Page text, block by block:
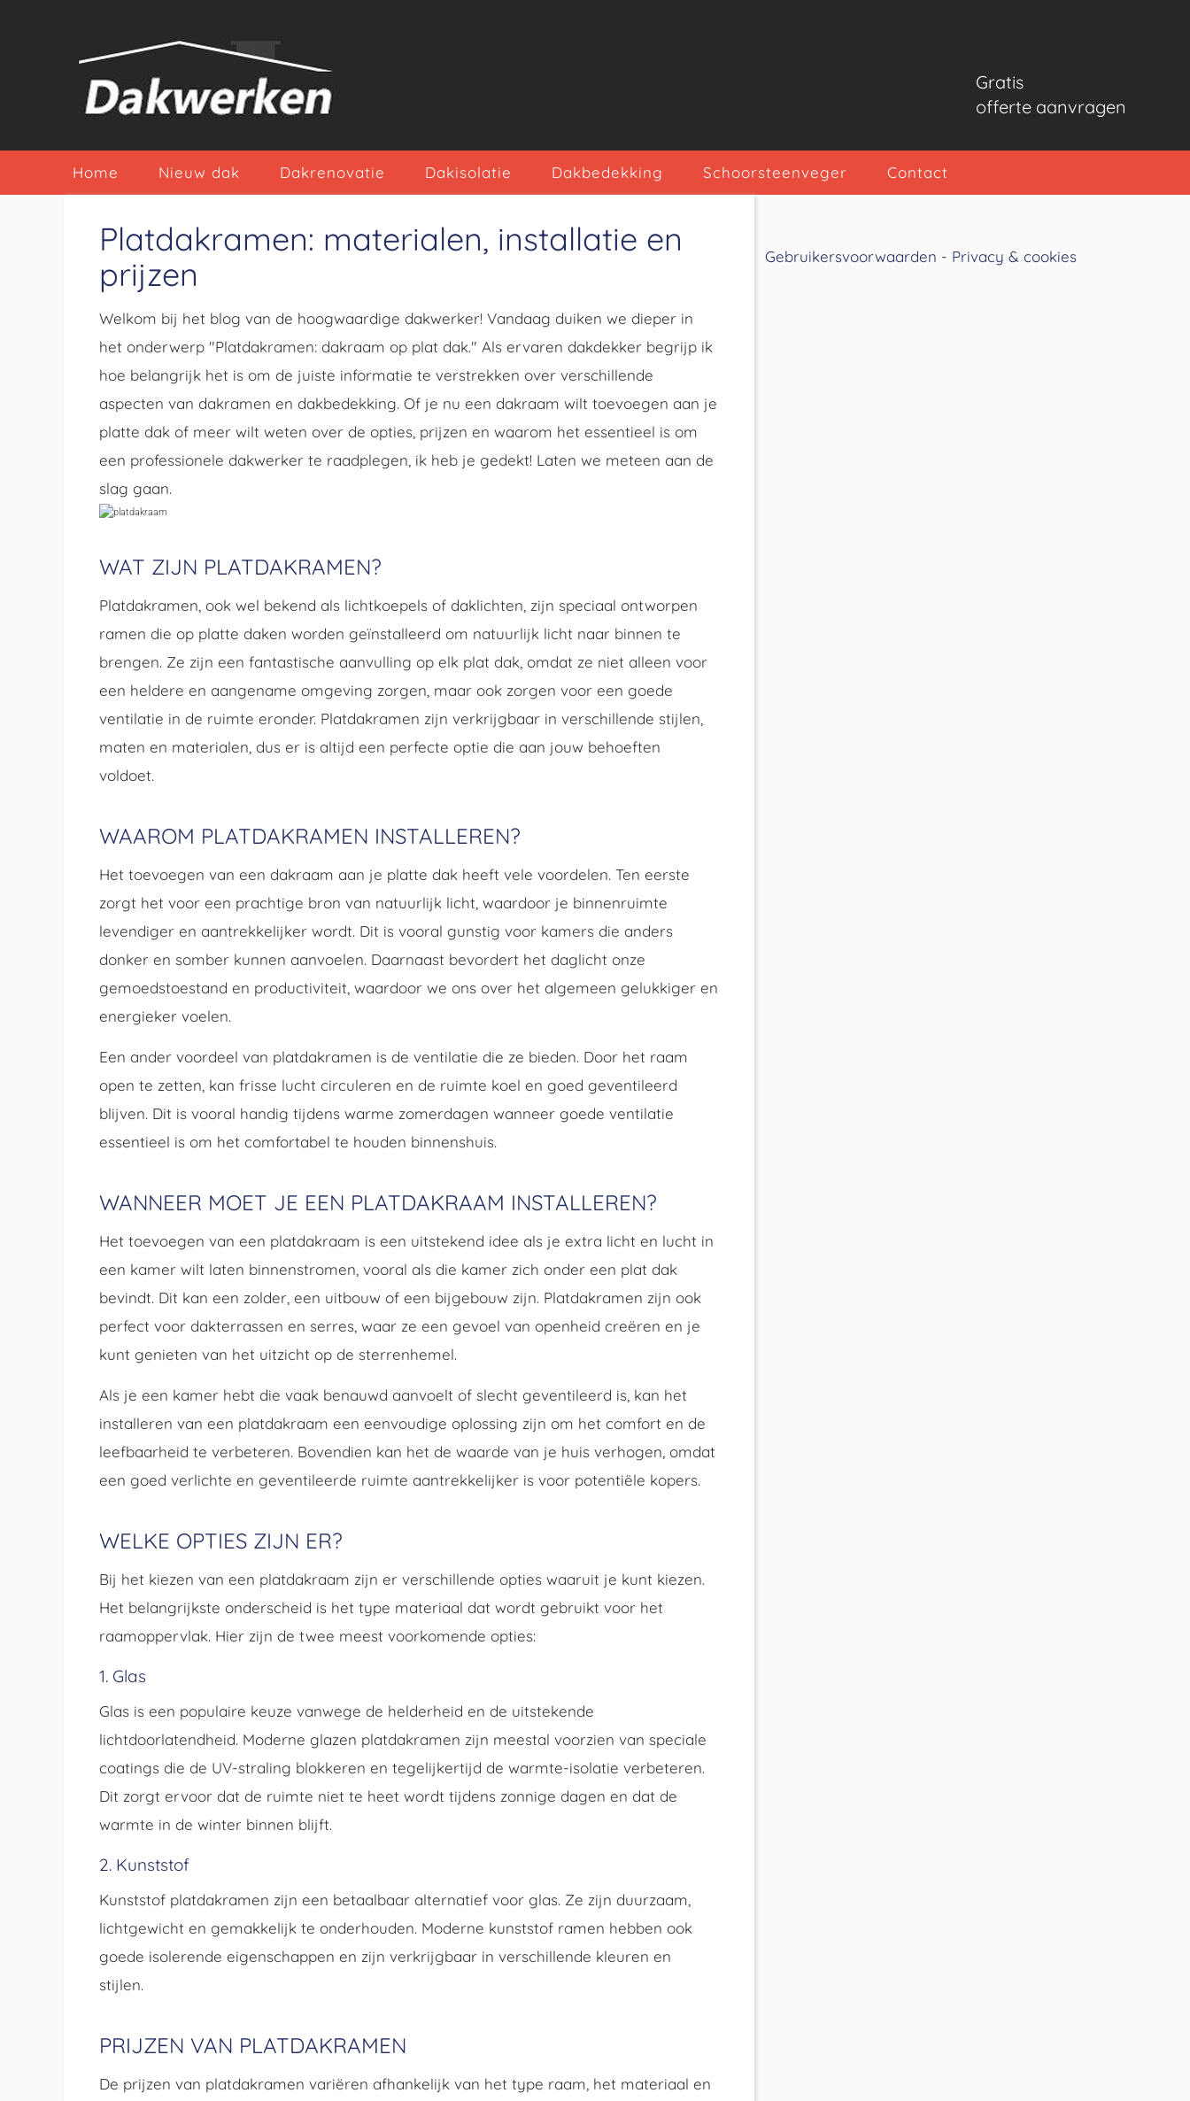
Gratis
offerte aanvragen
Home Nieuw dak Dakrenovatie Dakisolatie Dakbedekking Schoorsteenveger Contact
Platdakramen: materialen, installatie en
prijzen
Welkom bij het blog van de hoogwaardige dakwerker! Vandaag duiken we dieper in
het onderwerp "Platdakramen: dakraam op plat dak." Als ervaren dakdekker begrijp ik
hoe belangrijk het is om de juiste informatie te verstrekken over verschillende
aspecten van dakramen en dakbedekking. Of je nu een dakraam wilt toevoegen aan je
platte dak of meer wilt weten over de opties, prijzen en waarom het essentieel is om
een professionele dakwerker te raadplegen, ik heb je gedekt! Laten we meteen aan de
slag gaan.
WAT ZIJN PLATDAKRAMEN?
Platdakramen, ook wel bekend als lichtkoepels of daklichten, zijn speciaal ontworpen
ramen die op platte daken worden geïnstalleerd om natuurlijk licht naar binnen te
brengen. Ze zijn een fantastische aanvulling op elk plat dak, omdat ze niet alleen voor
een heldere en aangename omgeving zorgen, maar ook zorgen voor een goede
ventilatie in de ruimte eronder. Platdakramen zijn verkrijgbaar in verschillende stijlen,
maten en materialen, dus er is altijd een perfecte optie die aan jouw behoeften
voldoet.
WAAROM PLATDAKRAMEN INSTALLEREN?
Het toevoegen van een dakraam aan je platte dak heeft vele voordelen. Ten eerste
zorgt het voor een prachtige bron van natuurlijk licht, waardoor je binnenruimte
levendiger en aantrekkelijker wordt. Dit is vooral gunstig voor kamers die anders
donker en somber kunnen aanvoelen. Daarnaast bevordert het daglicht onze
gemoedstoestand en productiviteit, waardoor we ons over het algemeen gelukkiger en
energieker voelen.
Een ander voordeel van platdakramen is de ventilatie die ze bieden. Door het raam
open te zetten, kan frisse lucht circuleren en de ruimte koel en goed geventileerd
blijven. Dit is vooral handig tijdens warme zomerdagen wanneer goede ventilatie
essentieel is om het comfortabel te houden binnenshuis.
WANNEER MOET JE EEN PLATDAKRAAM INSTALLEREN?
Het toevoegen van een platdakraam is een uitstekend idee als je extra licht en lucht in
een kamer wilt laten binnenstromen, vooral als die kamer zich onder een plat dak
bevindt. Dit kan een zolder, een uitbouw of een bijgebouw zijn. Platdakramen zijn ook
perfect voor dakterrassen en serres, waar ze een gevoel van openheid creëren en je
kunt genieten van het uitzicht op de sterrenhemel.
Als je een kamer hebt die vaak benauwd aanvoelt of slecht geventileerd is, kan het
installeren van een platdakraam een eenvoudige oplossing zijn om het comfort en de
leefbaarheid te verbeteren. Bovendien kan het de waarde van je huis verhogen, omdat
een goed verlichte en geventileerde ruimte aantrekkelijker is voor potentiële kopers.
WELKE OPTIES ZIJN ER?
Bij het kiezen van een platdakraam zijn er verschillende opties waaruit je kunt kiezen.
Het belangrijkste onderscheid is het type materiaal dat wordt gebruikt voor het
raamoppervlak. Hier zijn de twee meest voorkomende opties:
1. Glas
Glas is een populaire keuze vanwege de helderheid en de uitstekende
lichtdoorlatendheid. Moderne glazen platdakramen zijn meestal voorzien van speciale
coatings die de UV-straling blokkeren en tegelijkertijd de warmte-isolatie verbeteren.
Dit zorgt ervoor dat de ruimte niet te heet wordt tijdens zonnige dagen en dat de
warmte in de winter binnen blijft.
2. Kunststof
Kunststof platdakramen zijn een betaalbaar alternatief voor glas. Ze zijn duurzaam,
lichtgewicht en gemakkelijk te onderhouden. Moderne kunststof ramen hebben ook
goede isolerende eigenschappen en zijn verkrijgbaar in verschillende kleuren en
stijlen.
PRIJZEN VAN PLATDAKRAMEN
De prijzen van platdakramen variëren afhankelijk van het type raam, het materiaal en
Gebruikersvoorwaarden - Privacy & cookies